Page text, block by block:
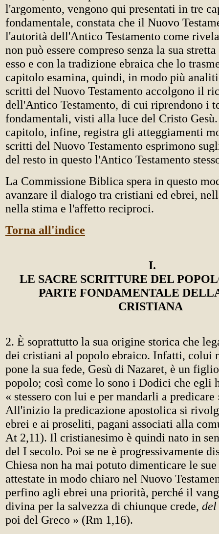
l'argomento, vengono qui presentati in tre
fondamentale, constata che il Nuovo
l'autorità dell'Antico Testamento come
non può essere compreso senza la sua
esso e con la tradizione ebraica che lo
capitolo esamina, quindi, in modo più
scritti del Nuovo Testamento accolgono il
dell'Antico Testamento, di cui riprendono i
fondamentali, visti alla luce del Cristo
capitolo, infine, registra gli atteggiamenti
scritti del Nuovo Testamento esprimono
del resto in questo l'Antico Testamento
La Commissione Biblica spera in questo
avanzare il dialogo tra cristiani ed ebrei,
nella stima e l'affetto reciproci.
Torna all'indice
I.
LE SACRE SCRITTURE DEL
PARTE FONDAMENTALE
CRISTIANA
2. È soprattutto la sua origine storica che
dei cristiani al popolo ebraico. Infatti, colui
pone la sua fede, Gesù di Nazaret, è un
popolo; così come lo sono i Dodici che egli
« stessero con lui e per mandarli a
All'inizio la predicazione apostolica si
ebrei e ai proseliti, pagani associati alla
At 2,11). Il cristianesimo è quindi nato in
del I secolo. Poi se ne è progressivamente
Chiesa non ha mai potuto dimenticare le
attestate in modo chiaro nel Nuovo
perfino agli ebrei una priorità, perché il
divina per la salvezza di chiunque crede,
poi del Greco » (Rm 1,16).